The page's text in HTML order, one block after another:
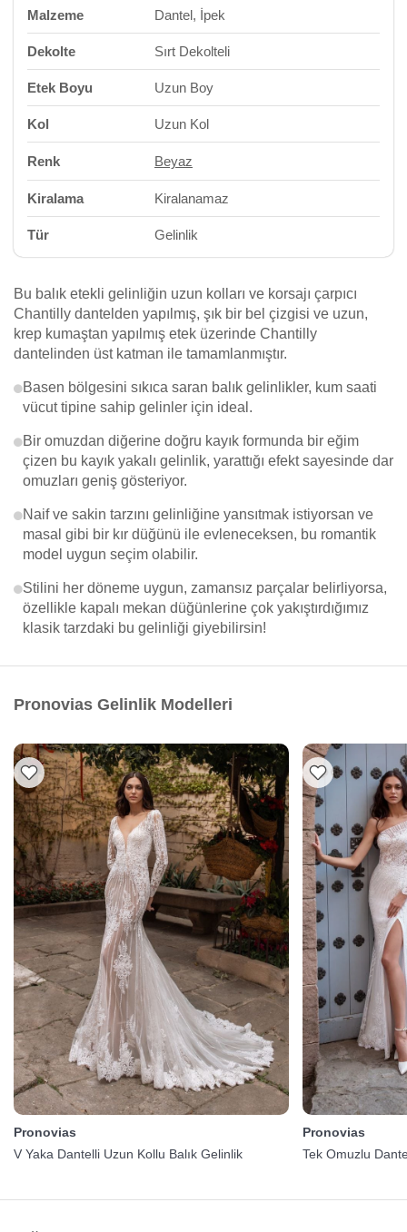
Malzeme Dantel, İpek
Dekolte Sırt Dekolteli
Etek Boyu Uzun Boy
Kol Uzun Kol
Renk Beyaz
Kiralama Kiralanamaz
Tür Gelinlik
Bu balık etekli gelinliğin uzun kolları ve korsajı çarpıcı
Chantilly dantelden yapılmış, şık bir bel çizgisi ve uzun,
krep kumaştan yapılmış etek üzerinde Chantilly
dantelinden üst katman ile tamamlanmıştır.
Basen bölgesini sıkıca saran balık gelinlikler, kum saati
vücut tipine sahip gelinler için ideal.
Bir omuzdan diğerine doğru kayık formunda bir eğim
çizen bu kayık yakalı gelinlik, yarattığı efekt sayesinde dar
omuzları geniş gösteriyor.
Naif ve sakin tarzını gelinliğine yansıtmak istiyorsan ve
masal gibi bir kır düğünü ile evleneceksen, bu romantik
model uygun seçim olabilir.
Stilini her döneme uygun, zamansız parçalar belirliyorsa,
özellikle kapalı mekan düğünlerine çok yakıştırdığımız
klasik tarzdaki bu gelinliği giyebilirsin!
Pronovias Gelinlik Modelleri
Pronovias
V Yaka Dantelli Uzun Kollu Balık Gelinlik
Pronovias
Tek Omuzlu